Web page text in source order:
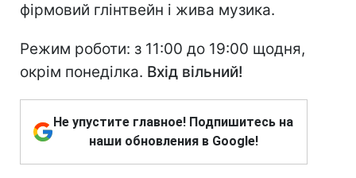
фірмовий глінтвейн і жива музика.
Режим роботи: з 11:00 до 19:00 щодня,
окрім понеділка. Вхід вільний!
Не упустите главное! Подпишитесь на
наши обновления в Google!